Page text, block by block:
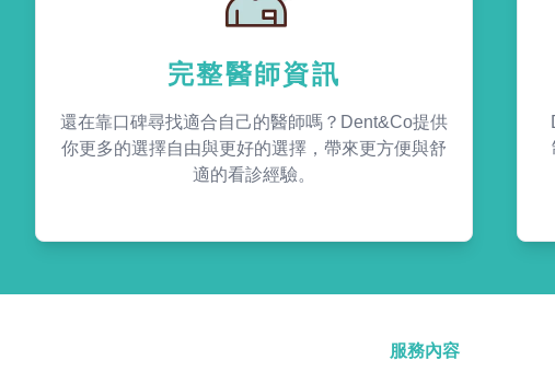
完整醫師資訊
還在靠口碑尋找適合自己的醫師嗎？Dent&Co提供
你更多的選擇自由與更好的選擇，帶來更方便與舒
適的看診經驗。
服務內容